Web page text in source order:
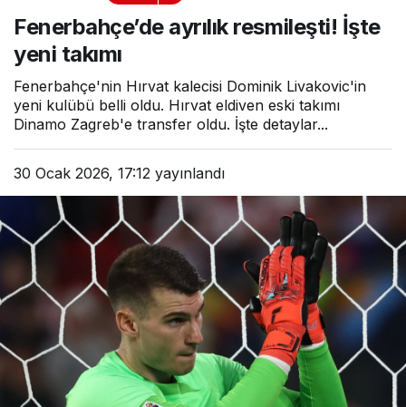
Fenerbahçe’de ayrılık resmileşti! İşte
yeni takımı
Fenerbahçe'nin Hırvat kalecisi Dominik Livakovic'in
yeni kulübü belli oldu. Hırvat eldiven eski takımı
Dinamo Zagreb'e transfer oldu. İşte detaylar...
30 Ocak 2026, 17:12 yayınlandı